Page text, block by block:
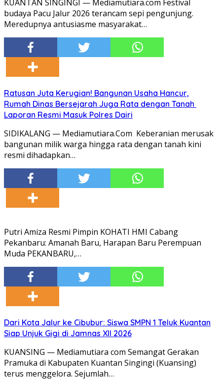
KUANTAN SINGINGI — Mediamutiara.com Festival
budaya Pacu Jalur 2026 terancam sepi pengunjung.
Meredupnya antusiasme masyarakat…
Ratusan Juta Kerugian! Bangunan Usaha Hancur,
Rumah Dinas Bersejarah Juga Rata dengan Tanah
Laporan Resmi Masuk Polres Dairi
SIDIKALANG — Mediamutiara.Com Keberanian merusak
bangunan milik warga hingga rata dengan tanah kini
resmi dihadapkan…
Putri Amiza Resmi Pimpin KOHATI HMI Cabang
Pekanbaru: Amanah Baru, Harapan Baru Perempuan
Muda PEKANBARU,…
Dari Kota Jalur ke Cibubur: Siswa SMPN 1 Teluk Kuantan
Siap Unjuk Gigi di Jamnas XII 2026
KUANSING — Mediamutiara com Semangat Gerakan
Pramuka di Kabupaten Kuantan Singingi (Kuansing)
terus menggelora. Sejumlah…